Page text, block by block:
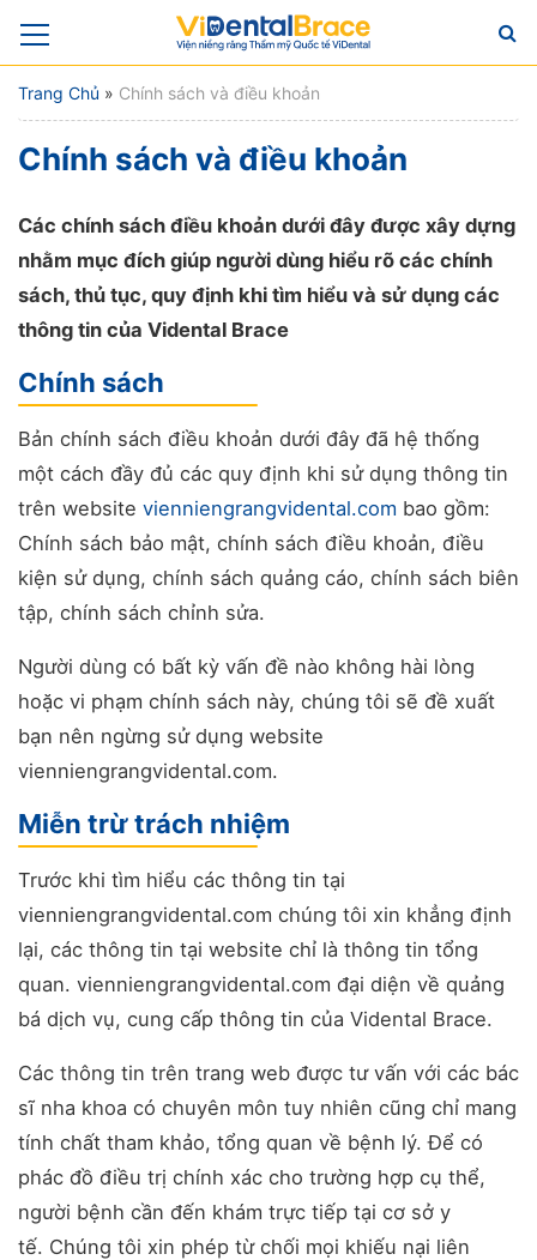
Trang Chủ » Chính sách và điều khoản
Chính sách và điều khoản
Các chính sách điều khoản dưới đây được xây dựng
nhằm mục đích giúp người dùng hiểu rõ các chính
sách, thủ tục, quy định khi tìm hiểu và sử dụng các
thông tin của Vidental Brace
Chính sách
Bản chính sách điều khoản dưới đây đã hệ thống
một cách đầy đủ các quy định khi sử dụng thông tin
trên website vienniengrangvidental.com bao gồm:
Chính sách bảo mật, chính sách điều khoản, điều
kiện sử dụng, chính sách quảng cáo, chính sách biên
tập, chính sách chỉnh sửa.
Người dùng có bất kỳ vấn đề nào không hài lòng
hoặc vi phạm chính sách này, chúng tôi sẽ đề xuất
bạn nên ngừng sử dụng website
vienniengrangvidental.com.
Miễn trừ trách nhiệm
Trước khi tìm hiểu các thông tin tại
vienniengrangvidental.com chúng tôi xin khẳng định
lại, các thông tin tại website chỉ là thông tin tổng
quan. vienniengrangvidental.com đại diện về quảng
bá dịch vụ, cung cấp thông tin của Vidental Brace.
Các thông tin trên trang web được tư vấn với các bác
sĩ nha khoa có chuyên môn tuy nhiên cũng chỉ mang
tính chất tham khảo, tổng quan về bệnh lý. Để có
phác đồ điều trị chính xác cho trường hợp cụ thể,
người bệnh cần đến khám trực tiếp tại cơ sở y
tế. Chúng tôi xin phép từ chối mọi khiếu nại liên